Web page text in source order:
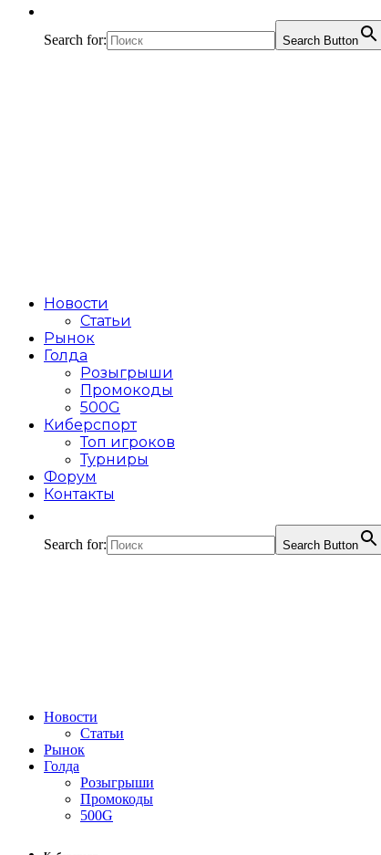
Search for: Search Button
Новости
Статьи
Рынок
Голда
Розыгрыши
Промокоды
500G
Киберспорт
Топ игроков
Турниры
Форум
Контакты
Search for: Search Button
Новости
Статьи
Рынок
Голда
Розыгрыши
Промокоды
500G